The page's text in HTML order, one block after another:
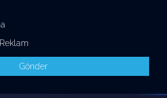
Gönder